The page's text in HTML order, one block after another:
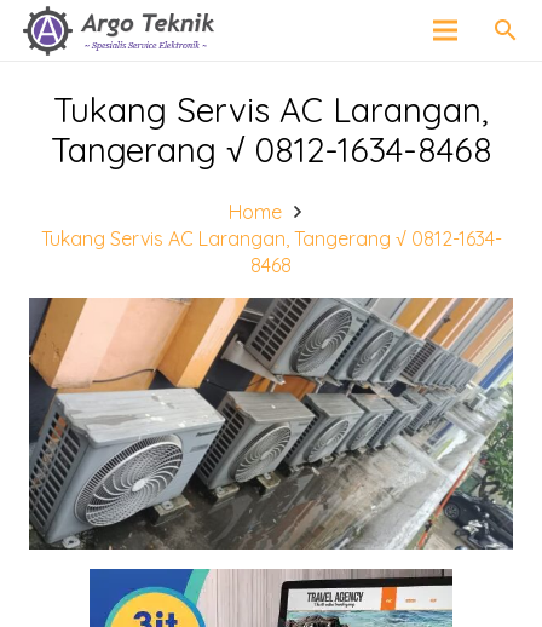
search
Tukang Servis AC Larangan,
Tangerang √ 0812-1634-8468
Home
Tukang Servis AC Larangan, Tangerang √ 0812-1634-
8468